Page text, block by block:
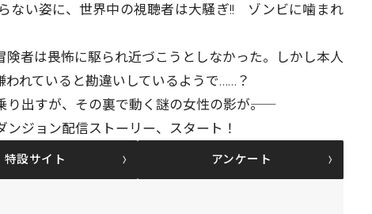
ない姿に、世界中の視聴者は大騒ぎ!! ゾンビに噛まれ
者は畏怖に駆られ近づこうとしなかった。しかし本人
れていると勘違いしているようで……？
出すが、その裏で動く謎の女性の影が――。
ジョン配信ストーリー、スタート！
特設サイト アンケート